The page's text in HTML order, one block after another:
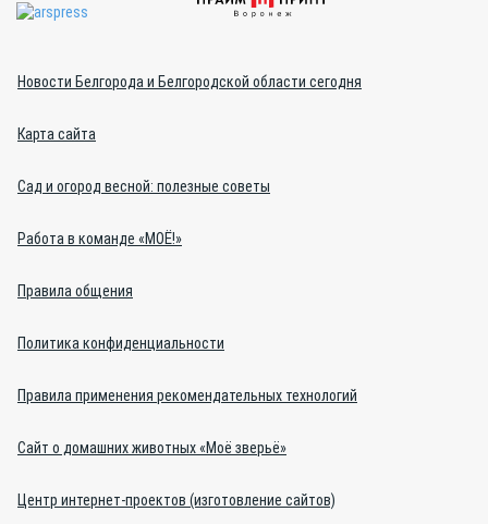
Новости Белгорода и Белгородской области сегодня
Карта сайта
Сад и огород весной: полезные советы
Работа в команде «МОЁ!»
Правила общения
Политика конфиденциальности
Правила применения рекомендательных технологий
Сайт о домашних животных «Моё зверьё»
Центр интернет-проектов (изготовление сайтов)